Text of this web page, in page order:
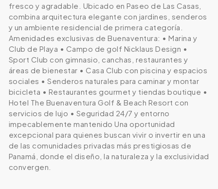
fresco y agradable. Ubicado en Paseo de Las Casas,
combina arquitectura elegante con jardines, senderos
y un ambiente residencial de primera categoría.
Amenidades exclusivas de Buenaventura: • Marina y
Club de Playa • Campo de golf Nicklaus Design •
Sport Club con gimnasio, canchas, restaurantes y
áreas de bienestar • Casa Club con piscina y espacios
sociales • Senderos naturales para caminar y montar
bicicleta • Restaurantes gourmet y tiendas boutique •
Hotel The Buenaventura Golf & Beach Resort con
servicios de lujo • Seguridad 24/7 y entorno
impecablemente mantenido Una oportunidad
excepcional para quienes buscan vivir o invertir en una
de las comunidades privadas más prestigiosas de
Panamá, donde el diseño, la naturaleza y la exclusividad
convergen.